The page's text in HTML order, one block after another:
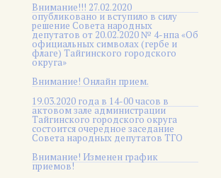
Внимание!!! 27.02.2020
опубликовано и вступило в силу
решение Совета народных
депутатов от 20.02.2020 № 4-нпа «Об
официальных символах (гербе и
флаге) Тайгинского городского
округа»
Внимание! Онлайн прием.
19.03.2020 года в 14-00 часов в
актовом зале администрации
Тайгинского городского округа
состоится очередное заседание
Совета народных депутатов ТГО
Внимание! Изменен график
приемов!